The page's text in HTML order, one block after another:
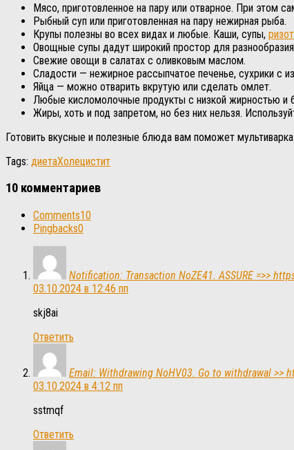
Мясо, приготовленное на пару или отварное. При этом
Рыбный суп или приготовленная на пару нежирная рыба.
Крупы полезны во всех видах и любые. Каши, супы,
Овощные супы дадут широкий простор для
Свежие овощи в салатах с оливковым маслом.
Сладости — нежирное рассыпчатое печенье, сухрики с
Яйца — можно отварить вкрутую или сделать омлет.
Любые кисломолочные продукты с низкой жирностью и
Жиры, хоть и под запретом, но без них нельзя.
Готовить вкусные и полезные блюда вам поможет мультиварка
Tags: диетаХолецистит
10 комментариев
Comments10
Pingbacks0
Notification: Transaction NoZE41. ASSURE =>>
03.10.2024 в 12:46 пп
skj8ai
Ответить
Email: Withdrawing NoHV03. Go to withdrawal >>
03.10.2024 в 4:12 пп
sstmqf
Ответить